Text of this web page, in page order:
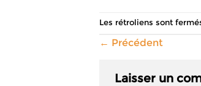
Les rétroliens sont
← Précédent
Laisser un